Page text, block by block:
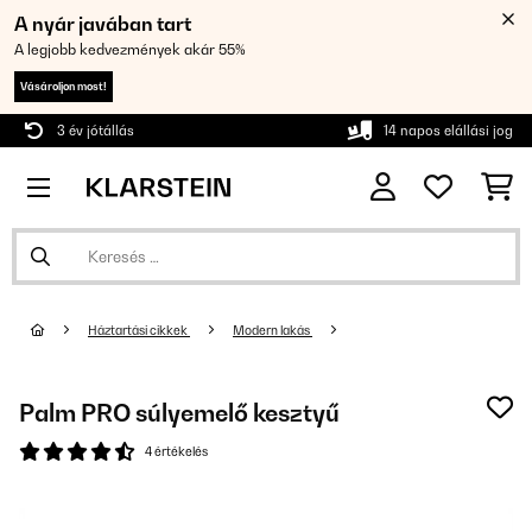
A nyár javában tart
A legjobb kedvezmények akár 55%
Vásároljon most!
3 év jótállás 14 napos elállási jog
Háztartási cikkek Modern lakás
Palm PRO súlyemelő kesztyű
4 értékelés